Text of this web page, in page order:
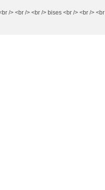
/> <br /> <br /> bises <br /> <br /> <br